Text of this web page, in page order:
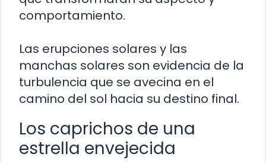
comportamiento.
Las erupciones solares y las
manchas solares son evidencia de la
turbulencia que se avecina en el
camino del sol hacia su destino final.
Los caprichos de una
estrella envejecida